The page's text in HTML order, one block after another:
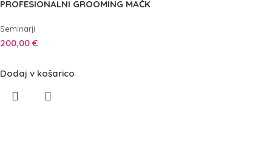
PROFESIONALNI GROOMING MAČK
Seminarji
200,00 €
Dodaj v košarico